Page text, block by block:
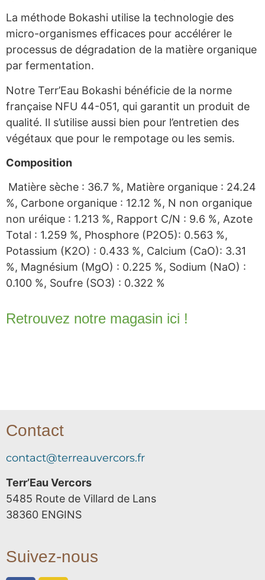
La méthode Bokashi utilise la technologie des
micro-organismes efficaces pour accélérer le
processus de dégradation de la matière organique
par fermentation.
Notre Terr’Eau Bokashi bénéficie de la norme
française NFU 44-051, qui garantit un produit de
qualité. Il s’utilise aussi bien pour l’entretien des
végétaux que pour le rempotage ou les semis.
Composition
Matière sèche : 36.7 %, Matière organique : 24.24
%, Carbone organique : 12.12 %, N non organique
non uréique : 1.213 %, Rapport C/N : 9.6 %, Azote
Total : 1.259 %, Phosphore (P2O5): 0.563 %,
Potassium (K2O) : 0.433 %, Calcium (CaO): 3.31
%, Magnésium (MgO) : 0.225 %, Sodium (NaO) :
0.100 %, Soufre (SO3) : 0.322 %
Retrouvez notre magasin ici !
Contact
contact@terreauvercors.fr
Terr’Eau Vercors
5485 Route de Villard de Lans
38360 ENGINS
Suivez-nous